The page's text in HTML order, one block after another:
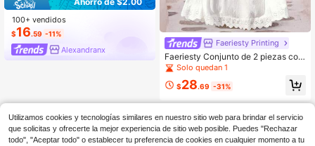
100+ vendidos
$16.59 -11%
Alexandranx
Faeriesty Printing
Faeriesty Conjunto de 2 piezas con
borde de encaje BohoBloom: Cárdig
Conjunto esencial para vacaciones
no) Blanco
Solo quedan 1
$28.69 -31%
Utilizamos cookies y tecnologías similares en nuestro sitio web para brindar el servicio
que solicitas y ofrecerte la mejor experiencia de sitio web posible. Puedes "Rechazar
todo", "Aceptar todo" o establecer tu preferencia de cookies en cualquier momento a tu